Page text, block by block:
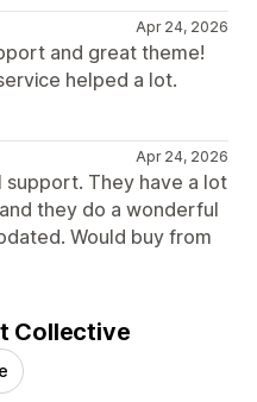
Apr 24, 2026
and great theme!
helped a lot.
Apr 24, 2026
They have a lot
they do a wonderful
Would buy from
Collective